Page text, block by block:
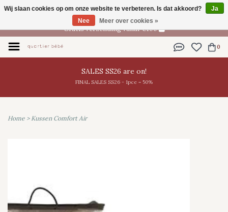
NL
Gratis verzending vanaf €100
0
SALES SS26 are on!
FINAL SALES SS26 - 1pce = 50%
Home > Kussen Comfort Air
Wij slaan cookies op om onze website te verbeteren. Is dat akkoord?
Ja
Nee
Meer over cookies »